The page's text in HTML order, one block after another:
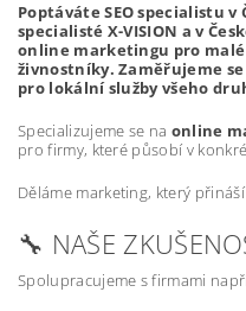
Poptáváte SEO specialistu v
specialisté X-VISION a v
online marketingu pro
živnostníky. Zaměřujeme
pro lokální služby všeho
Specializujeme se na online
pro firmy, které působí v
Děláme marketing, který
🔧 NAŠE
Spolupracujeme s firmami